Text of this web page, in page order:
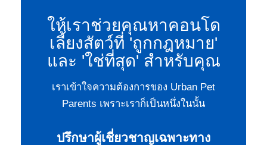
ให้เราช่วยคุณหาคอนโด
เลี้ยงสัตว์ที่ 'ถูกกฎหมาย'
และ 'ใช่ที่สุด' สำหรับคุณ
เราเข้าใจความต้องการของ Urban Pet
Parents เพราะเราก็เป็นหนึ่งในนั้น
ปรึกษาผู้เชี่ยวชาญเฉพาะทาง